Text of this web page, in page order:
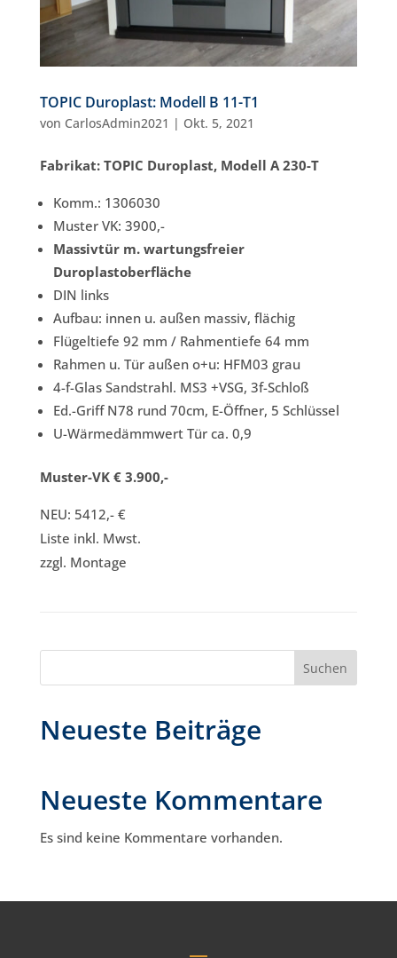
TOPIC Duroplast: Modell B 11-T1
von CarlosAdmin2021 | Okt. 5, 2021
Fabrikat: TOPIC Duroplast, Modell A 230-T
Komm.: 1306030
Muster VK: 3900,-
Massivtür m. wartungsfreier
Duroplastoberfläche
DIN links
Aufbau: innen u. außen massiv, flächig
Flügeltiefe 92 mm / Rahmentiefe 64 mm
Rahmen u. Tür außen o+u: HFM03 grau
4-f-Glas Sandstrahl. MS3 +VSG, 3f-Schloß
Ed.-Griff N78 rund 70cm, E-Öffner, 5 Schlüssel
U-Wärmedämmwert Tür ca. 0,9
Muster-VK € 3.900,-
NEU: 5412,- €
Liste inkl. Mwst.
zzgl. Montage
Suchen
Neueste Beiträge
Neueste Kommentare
Es sind keine Kommentare vorhanden.